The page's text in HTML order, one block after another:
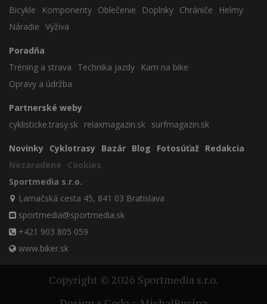
Bicykle
Komponenty Oblečenie Doplnky Chrániče
Helmy
Náradie Výživa
Poradňa
Tréning a strava
Technika jazdy
Kam na bike
Opravy a údržba
Partnerské weby
cyklisticke.trasy.sk relaxmagazin.sk surfmagazin.sk
Novinky Cyklotrasy Bazár Blog Fotosúťaž Redakcia
Nezaradené
Cookies
Sportmedia s.r.o.
Lamačská cesta 45, 841 03 Bratislava
sportmedia@sportmedia.sk
+421 903 805 059
www.biker.sk
Copyright © 2026 Sportmedia s.r.o.